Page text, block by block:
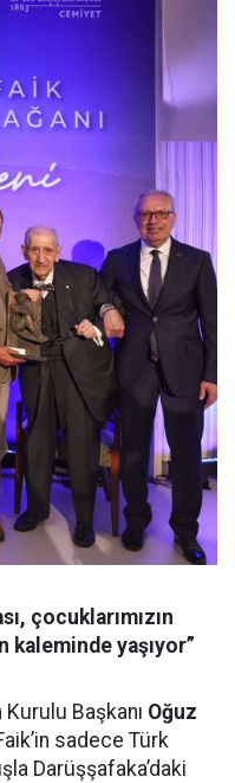
çocuklarımızın
kaleminde yaşıyor”
Başkanı Oğuz
sadece Türk
Darüşşafaka’daki